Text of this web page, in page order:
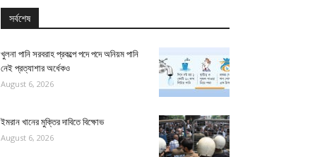
সর্বশেষ
খুলনা পানি সরবরাহ প্রকল্পে পদে পদে অনিয়ম পানি
নেই প্রত্যাশার অর্ধেকও
August 6, 2026
ইমরান খানের মুক্তির দাবিতে বিক্ষোভ
August 6, 2026